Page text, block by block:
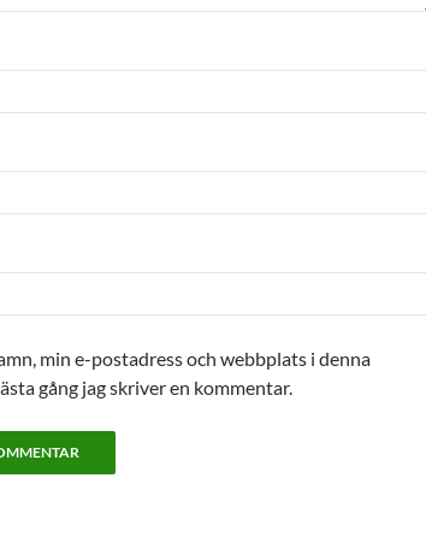
min e-postadress och webbplats i denna
gång jag skriver en kommentar.